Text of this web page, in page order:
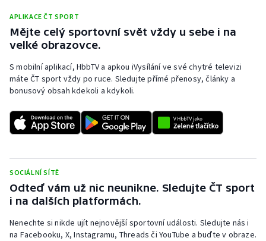
Motorsport
Olympijské hry
Parasport
Plážový volejbal
Ragby
Rychlobruslení
Rychlostní kanoistika
APLIKACE ČT SPORT
Mějte celý sportovní svět vždy u sebe i na
velké obrazovce.
S mobilní aplikací, HbbTV a apkou iVysílání ve své chytré televizi
máte ČT sport vždy po ruce. Sledujte přímé přenosy, články a
bonusový obsah kdekoli a kdykoli.
SOCIÁLNÍ SÍTĚ
Odteď vám už nic neunikne. Sledujte ČT sport
i na dalších platformách.
Nenechte si nikde ujít nejnovější sportovní události. Sledujte nás i
na Facebooku, X, Instagramu, Threads či YouTube a buďte v obraze.